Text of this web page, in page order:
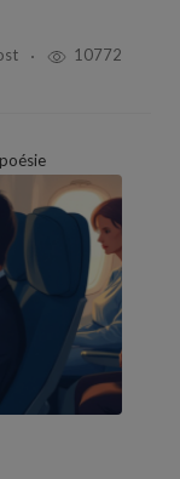
10772